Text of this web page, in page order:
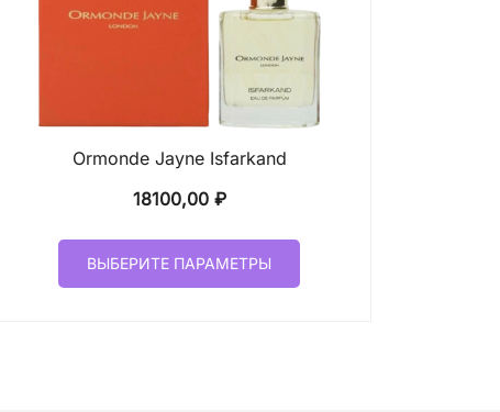
Ormonde Jayne Isfarkand
18100,00 ₽
ВЫБЕРИТЕ ПАРАМЕТРЫ
Этот